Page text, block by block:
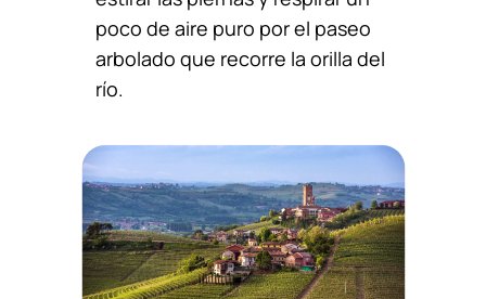
poco de aire puro por el paseo
arbolado que recorre la orilla del
río.